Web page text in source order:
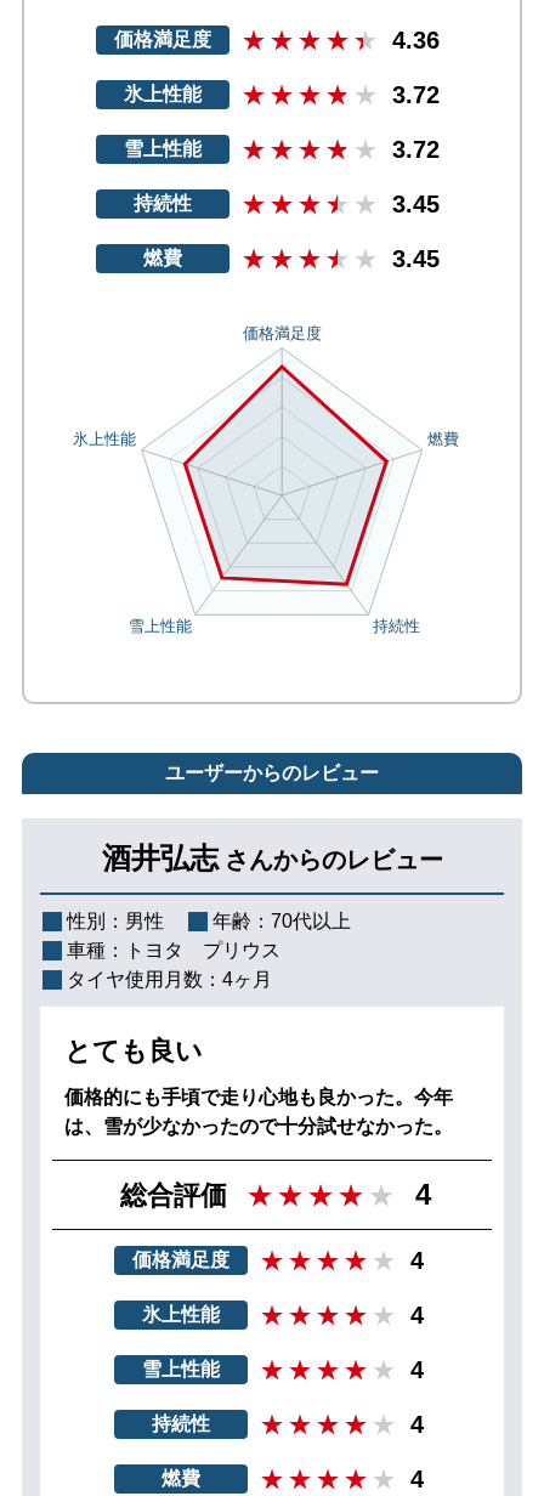
価格満足度 4.36
氷上性能 3.72
雪上性能 3.72
持続性 3.45
燃費 3.45
ユーザーからのレビュー
酒井弘志 さんからのレビュー
性別： 男性 年齢： 70代以上
車種：
トヨタ プリウス
タイヤ使用月数： 4ヶ月
とても良い
価格的にも手頃で走り心地も良かった。今年
は、雪が少なかったので十分試せなかった。
総合評価 4
価格満足度 4
氷上性能 4
雪上性能 4
持続性 4
燃費 4